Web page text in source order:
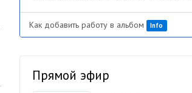
Как добавить работу в альбом Info
Прямой эфир